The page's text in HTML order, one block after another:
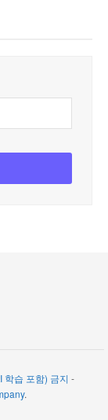
학습 포함) 금지 -
.